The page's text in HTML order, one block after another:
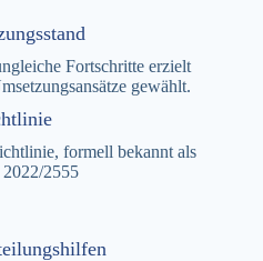
Fortschritte erzielt
gewählt.
formell bekannt als
2555